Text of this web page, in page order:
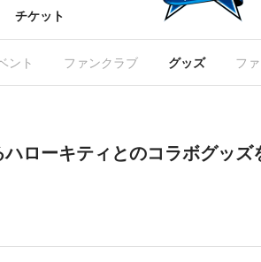
チケット
ント ファンクラブ グッズ フ
ローキティとのコラボグッズ